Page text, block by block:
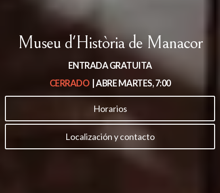
Museu d'Història de Manacor
ENTRADA GRATUITA
CERRADO | ABREMARTES, 7:00
Horarios
Localización y contacto